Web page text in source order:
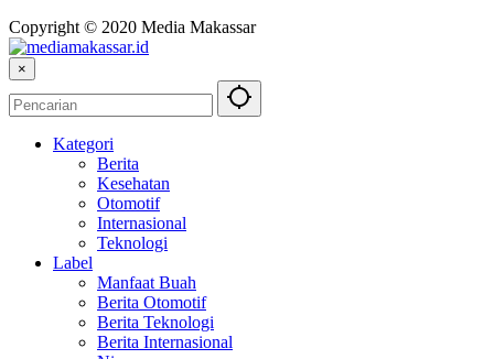
Copyright © 2020 Media Makassar
×
Kategori
Berita
Kesehatan
Otomotif
Internasional
Teknologi
Label
Manfaat Buah
Berita Otomotif
Berita Teknologi
Berita Internasional